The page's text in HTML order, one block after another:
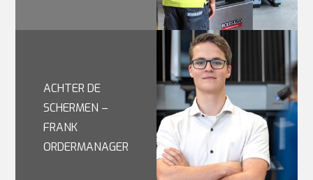
ACHTER DE
SCHERMEN –
FRANK
ORDERMANAGER